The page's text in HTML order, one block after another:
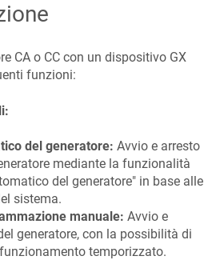
CA o CC con un dispositivo GX
funzioni:
del generatore: Avvio e arresto
mediante la funzionalità
del generatore" in base alle
sistema.
manuale: Avvio e
generatore, con la possibilità di
temporizzato.